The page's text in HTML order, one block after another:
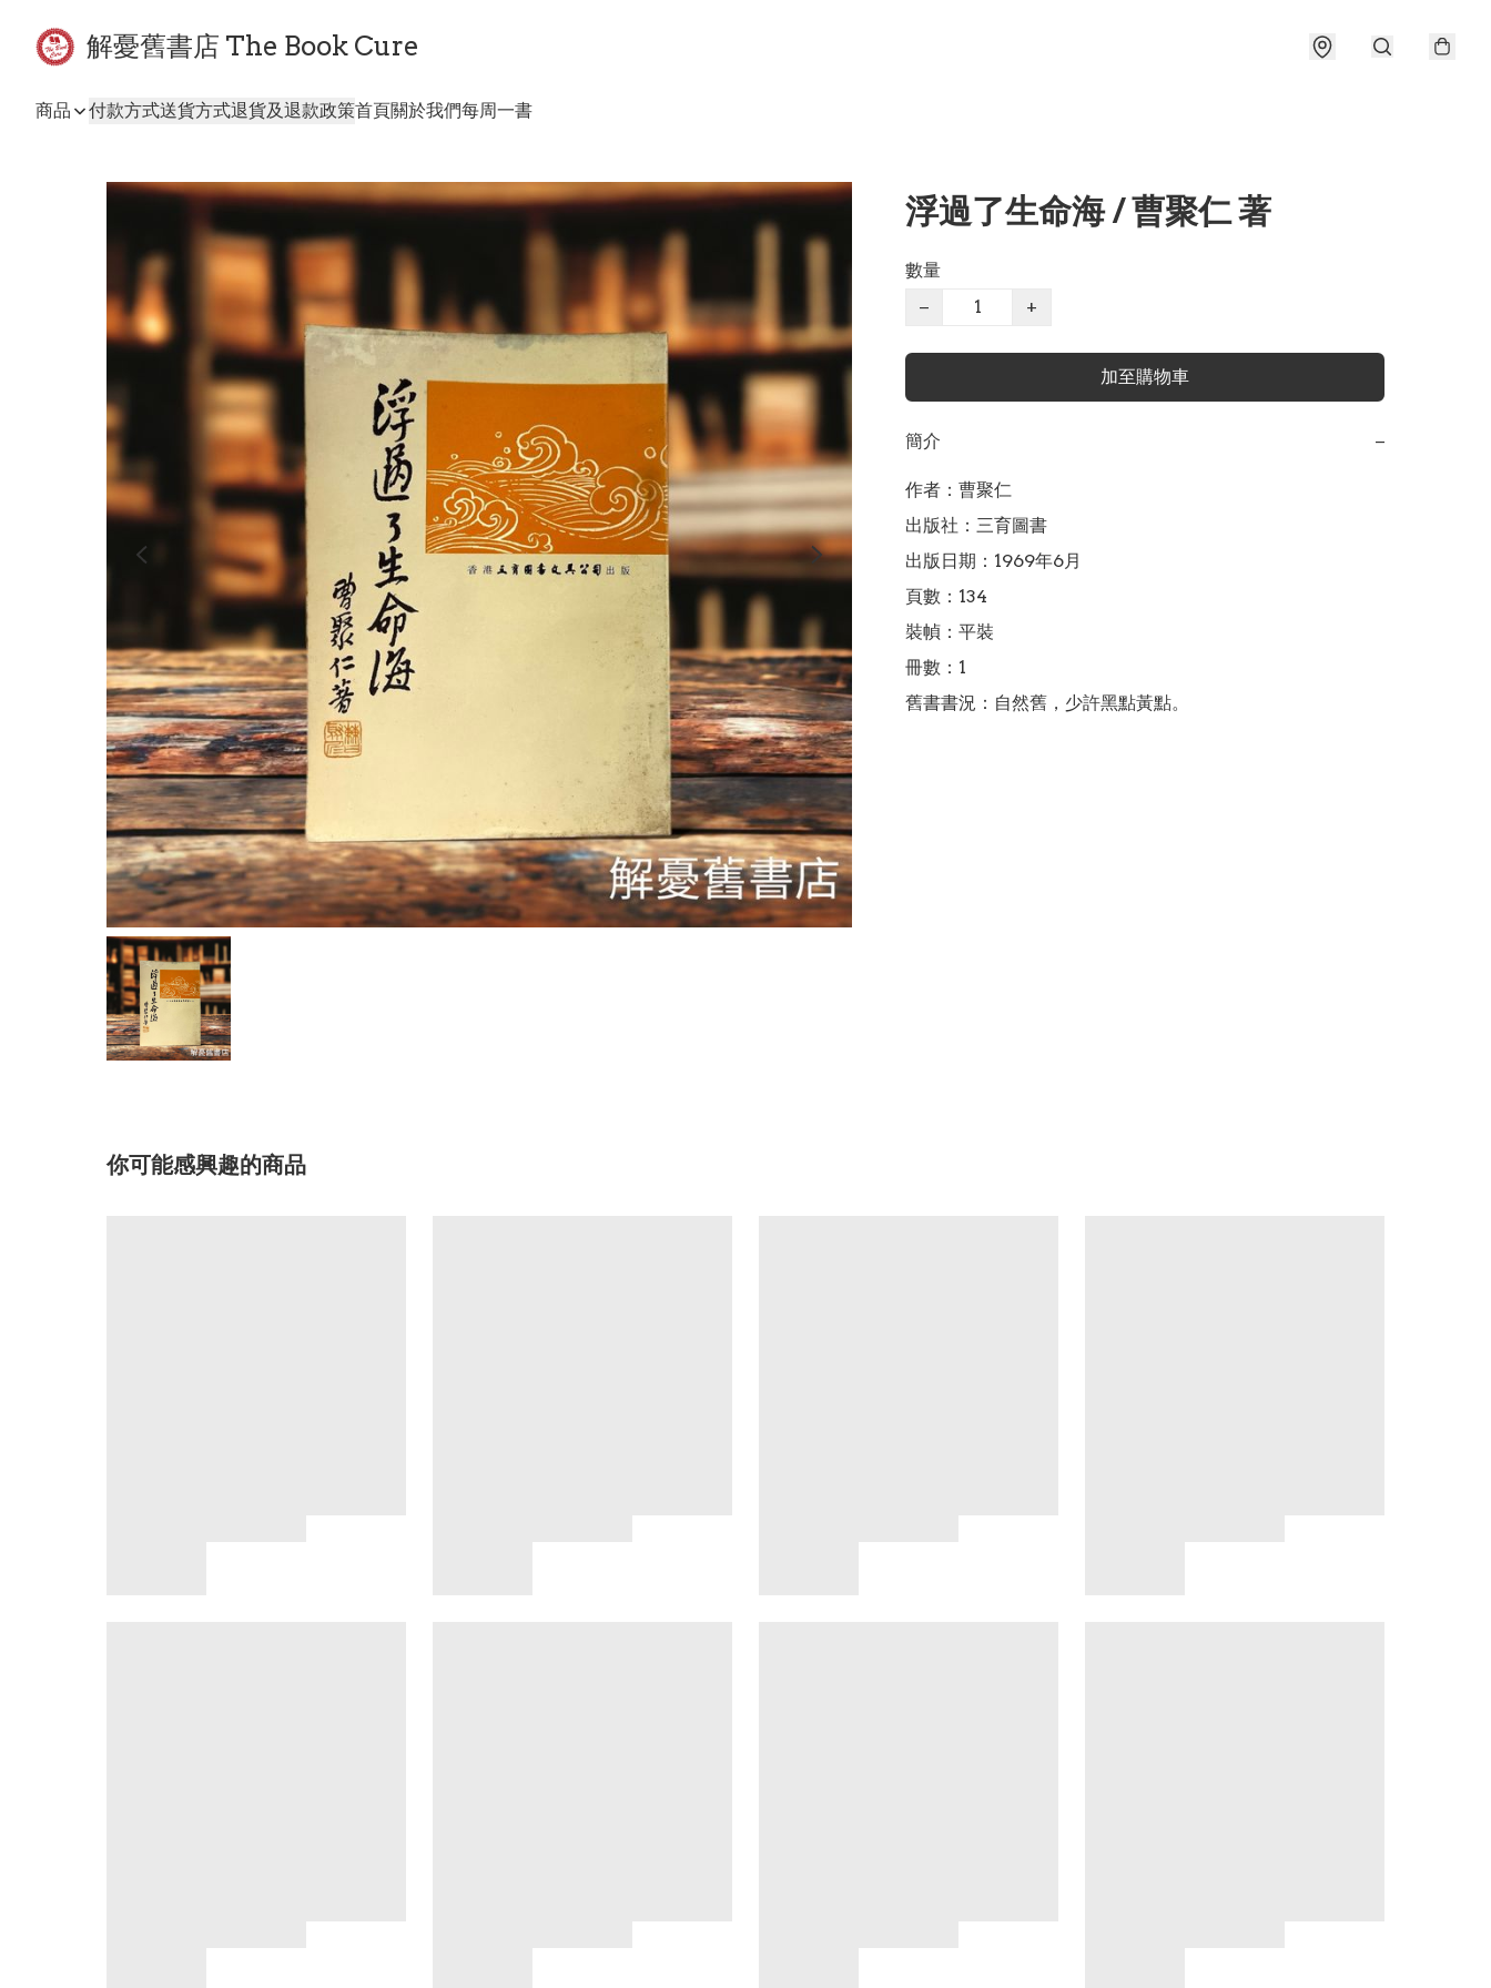
解憂舊書店 The Book Cure
商品 付款方式送貨方式退貨及退款政策首頁關於我們每周一書
浮過了生命海 / 曹聚仁 著
數量
−
+
加至購物車
簡介 −
作者：曹聚仁
出版社：三育圖書
出版日期：1969年6月
頁數：134
裝幀：平裝
冊數：1
舊書書況：自然舊，少許黑點黃點。
你可能感興趣的商品